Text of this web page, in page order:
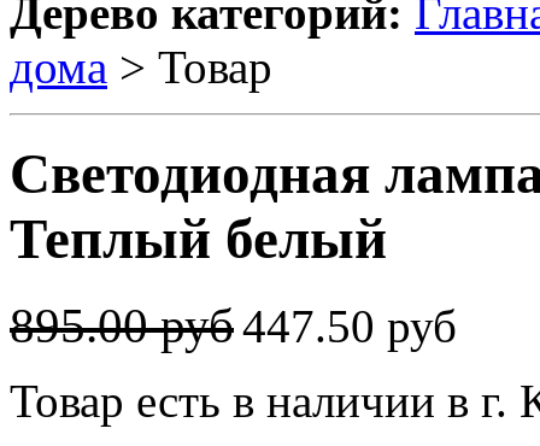
Дерево категорий:
дома > Товар
Светодиодная
Теплый белый
895.00 руб447.50 руб
Товар есть в наличии в г.